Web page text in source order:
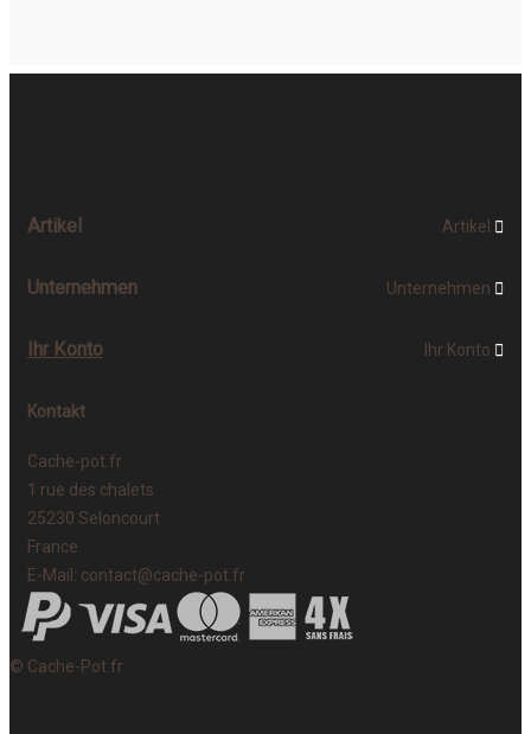
Artikel Artikel 
Unternehmen Unternehmen 
Ihr Konto Ihr Konto 
Kontakt
Cache-pot.fr
1 rue des chalets
25230 Seloncourt
France
E-Mail: contact@cache-pot.fr
© Cache-Pot.fr